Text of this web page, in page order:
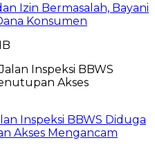
Izin Bermasalah, Bayani
Konsumen
Inspeksi BBWS Diduga
Akses Mengancam